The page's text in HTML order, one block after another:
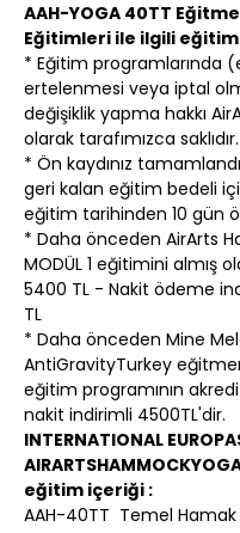
AAH-YOGA 40TT
Eğitimleri ile ilgili
* Eğitim programlarında
ertelenmesi veya iptal
değişiklik yapma hakkı
olarak tarafımızca saklıdır.
* Ön kaydınız
geri kalan eğitim bedeli
eğitim tarihinden 10 gün
* Daha önceden AirArts
MODÜL 1 eğitimini almış
5400 TL - Nakit ödeme
TL
* Daha önceden Mine
AntiGravityTurkey
eğitim programının
nakit indirimli 4500TL'dir.
INTERNATIONAL
eğitim içeriği :
AAH-40TT  Temel